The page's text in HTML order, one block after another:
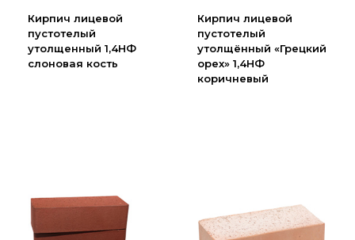
Личный кабинет
Корзина
Кирпич лицевой
пустотелый
утолщенный 1,4НФ
слоновая кость
Кирпич лицевой
пустотелый
утолщённый «Грецкий
орех» 1,4НФ
коричневый